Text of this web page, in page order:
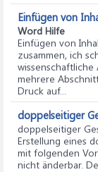
Einfügen von
Word Hilfe
Einfügen von
zusammen, ich
mehrere
Druck auf...
doppelseitiger
doppelseitiger
Erstellung eines
mit folgenden
nicht änderbar.